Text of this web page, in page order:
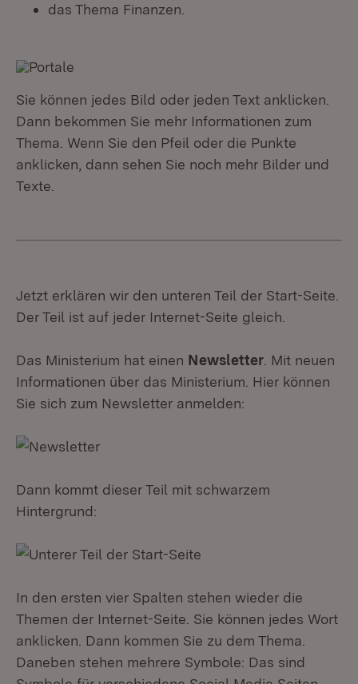
das Thema Finanzen.
Sie können jedes Bild oder jeden Text anklicken.
Dann bekommen Sie mehr Informationen zum
Thema. Wenn Sie den Pfeil oder die Punkte
anklicken, dann sehen Sie noch mehr Bilder und
Texte.
Jetzt erklären wir den unteren Teil der Start-Seite.
Der Teil ist auf jeder Internet-Seite gleich.
Das Ministerium hat einen Newsletter . Mit neuen
Informationen über das Ministerium. Hier können
Sie sich zum Newsletter anmelden:
Dann kommt dieser Teil mit schwarzem
Hintergrund:
In den ersten vier Spalten stehen wieder die
Themen der Internet-Seite. Sie können jedes Wort
anklicken. Dann kommen Sie zu dem Thema.
Daneben stehen mehrere Symbole: Das sind